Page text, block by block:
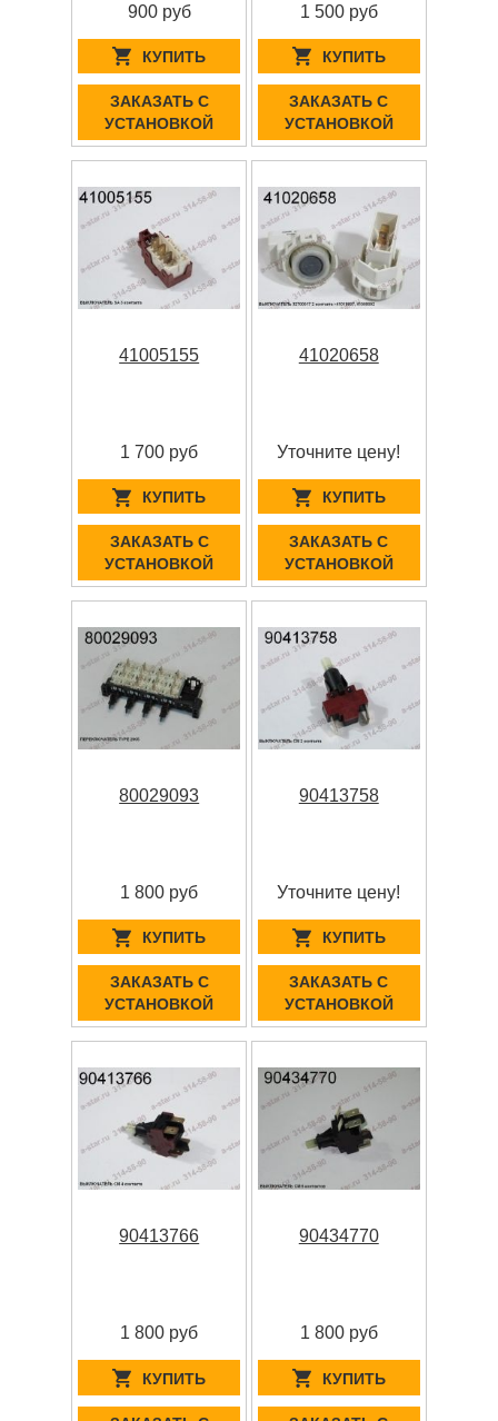
900 руб
КУПИТЬ
ЗАКАЗАТЬ С
УСТАНОВКОЙ
1 500 руб
КУПИТЬ
ЗАКАЗАТЬ С
УСТАНОВКОЙ
41005155
1 700 руб
КУПИТЬ
ЗАКАЗАТЬ С
УСТАНОВКОЙ
41020658
Уточните цену!
КУПИТЬ
ЗАКАЗАТЬ С
УСТАНОВКОЙ
80029093
1 800 руб
КУПИТЬ
ЗАКАЗАТЬ С
УСТАНОВКОЙ
90413758
Уточните цену!
КУПИТЬ
ЗАКАЗАТЬ С
УСТАНОВКОЙ
90413766
1 800 руб
КУПИТЬ
90434770
1 800 руб
КУПИТЬ